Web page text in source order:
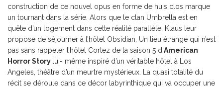
construction de ce nouvel opus en forme de huis clos marque
un tournant dans la série. Alors que le clan Umbrella est en
quête d’un logement dans cette réalité parallèle, Klaus leur
propose de séjourner à l’hôtel Obsidian. Un lieu étrange qui n’est
pas sans rappeler l’hôtel Cortez de la saison 5 d’American
Horror Story lui- même inspiré d’un véritable hôtel à Los
Angeles, théâtre d’un meurtre mystérieux. La quasi totalité du
récit se déroule dans ce décor labyrinthique qui va occuper une